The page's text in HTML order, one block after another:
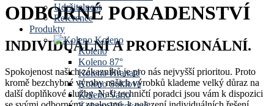
Udržitelnost
Reference
Produkty
Koleno
Koleno
Koleno 87°
Koleno Hranaté
Koleno Soklové
Koleno Vario
ODBORNÉ PORADENSTVÍ
INDIVIDUÁLNÍ A PROFESIONÁLNÍ.
Spokojenost našich zákazníků je pro nás nejvyšší prioritou. Proto
kromě bezchybné výroby našich výrobků klademe velký důraz na
další doplňkové služby.Naši techničtí poradci jsou vám k dispozici